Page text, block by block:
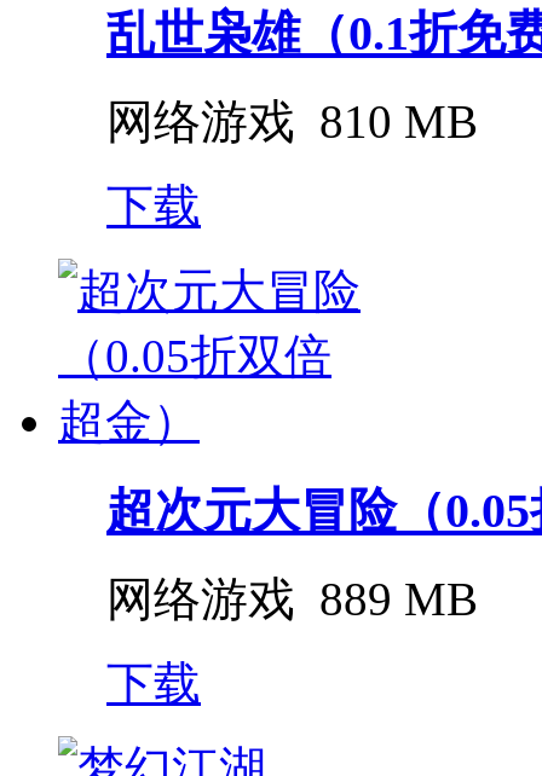
乱世枭雄（0.1折免
网络游戏 810 MB
下载
超次元大冒险（
网络游戏 889 MB
下载